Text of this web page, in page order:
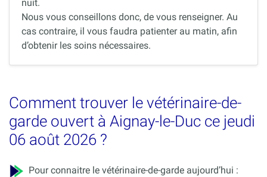
nuit.
Nous vous conseillons donc, de vous renseigner. Au
cas contraire, il vous faudra patienter au matin, afin
d’obtenir les soins nécessaires.
Comment trouver le vétérinaire-de-
garde ouvert à Aignay-le-Duc ce jeudi
06 août 2026 ?
Pour connaitre le vétérinaire-de-garde aujourd’hui :